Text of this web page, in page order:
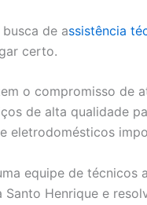
de assistência
certo.
o compromisso de
de alta qualidade
eletrodomésticos
equipe de técnicos
Santo Henrique e